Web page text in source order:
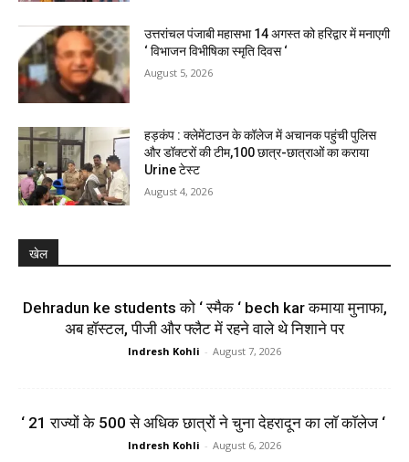
उत्तरांचल पंजाबी महासभा 14 अगस्त को हरिद्वार में मनाएगी
‘ विभाजन विभीषिका स्मृति दिवस ‘
August 5, 2026
हड़कंप : क्लेमेंटाउन के कॉलेज में अचानक पहुंची पुलिस
और डॉक्टरों की टीम,100 छात्र-छात्राओं का कराया
Urine टेस्ट
August 4, 2026
खेल
Dehradun ke students को ‘ स्मैक ‘ bech kar कमाया मुनाफा,
अब हॉस्टल, पीजी और फ्लैट में रहने वाले थे निशाने पर
Indresh Kohli - August 7, 2026
‘ 21 राज्यों के 500 से अधिक छात्रों ने चुना देहरादून का लाॅ काॅलेज ‘
Indresh Kohli - August 6, 2026